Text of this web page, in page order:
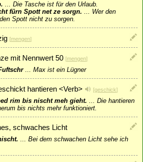
... Die Tasche ist für den Urlaub.
fürn Spott net ze sorgn. ... Wer den
Spott nicht zu sorgen.
[mengen]
mit Nennwert 50 [mengen]
... Max ist ein Lügner
hantieren <Verb> [geschick]
rim bis nischt meh gieht. ... Die hantieren
bis nichts mehr funktioniert.
schwaches Licht
... Bei dem schwachen Licht sehe ich